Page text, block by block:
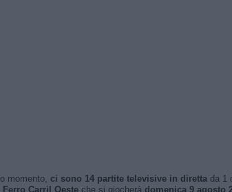
momento, ci sono 14 partite televisive in direttada 1
Ferro Carril Oesteche si giocherà domenica 9 agosto